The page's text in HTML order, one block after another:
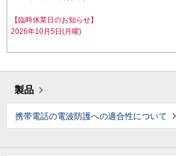
【臨時休業日のお知らせ】
2026年10月5日(月曜)
製品
携帯電話の電波防護への適合性について